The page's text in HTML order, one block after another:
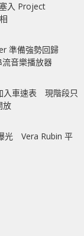
入 Project
準備強勢回歸
音樂播放器
入車速表 現階段只
放
光 Vera Rubin 平